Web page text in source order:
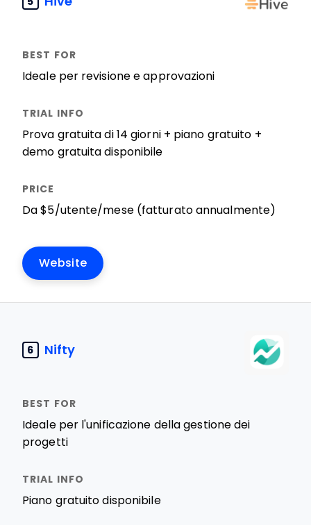
Ideale per revisione e approvazioni
Prova gratuita di 14 giorni + piano gratuito +
demo gratuita disponibile
Da $5/utente/mese (fatturato annualmente)
Website
6 Nifty
Ideale per l'unificazione della gestione dei
progetti
Piano gratuito disponibile